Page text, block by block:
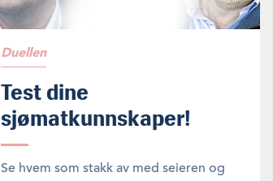
Duellen
Test dine
sjømatkunnskaper!
Se hvem som stakk av med seieren og